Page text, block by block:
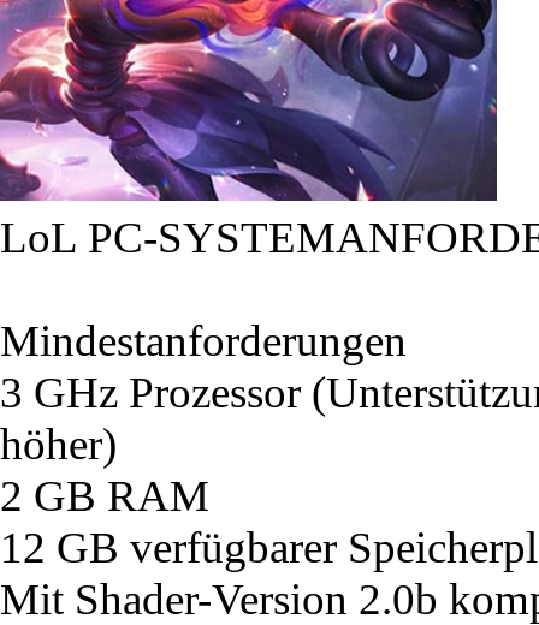
LoL PC-
Mindestanforderungen
3 GHz Prozessor
höher)
2 GB RAM
12 GB verfügbarer
Mit Shader-Version 2.0b